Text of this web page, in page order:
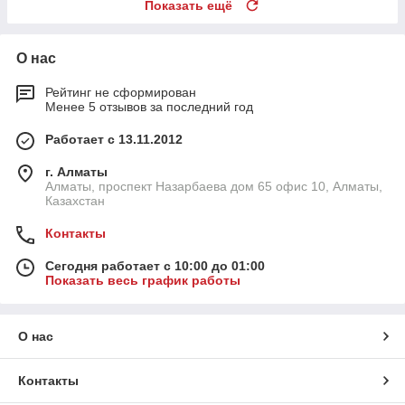
Показать ещё
О нас
Рейтинг не сформирован
Менее 5 отзывов за последний год
Работает с 13.11.2012
г. Алматы
Алматы, проспект Назарбаева дом 65 офис 10, Алматы,
Казахстан
Контакты
Сегодня работает с 10:00 до 01:00
Показать весь график работы
О нас
Контакты